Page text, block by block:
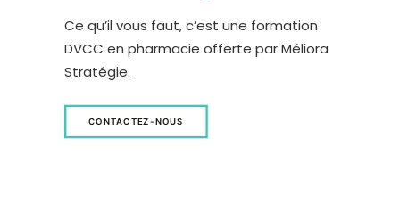
Ce qu’il vous faut, c’est une formation
DVCC en pharmacie offerte par Méliora
Stratégie.
CONTACTEZ-NOUS